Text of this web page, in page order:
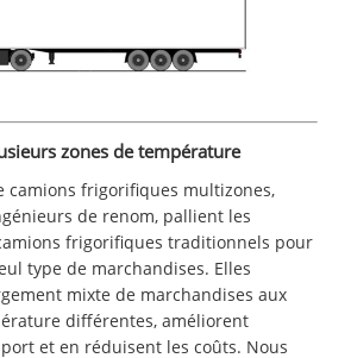
zones de température
camions frigorifiques multizones,
de renom, pallient les
frigorifiques traditionnels pour
type de marchandises. Elles
mixte de marchandises aux
différentes, améliorent
et en réduisent les coûts. Nous